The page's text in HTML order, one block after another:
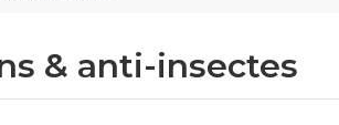
& anti-insectes